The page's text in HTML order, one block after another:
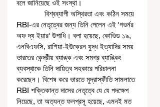
বলে জানিয়েছে ওই সংস্থা।
RBI-এর নেতৃত্বের জন্য তিনি পেলেন এই 'গভর্নর
অফ দ্য ইয়ার' উপাধি। বলা হয়েছে, কোভিড ১৯,
এনবিএফসি, রাশিয়া-ইউক্রেন যুদ্ধ ইত্যাদির সময়
ভারতের কেন্দ্রীয় ব্যাঙ্ক এবং সমগ্র ব্যাঙ্কিং
ব্যবস্থাকে তিনি দায়িত্ব সহকারে পরিচালনা
করেছেন। বিশেষ করে ভারতে মুদ্রাস্ফীতি সামলাতে
RBI শক্তিকান্ত দাসের নেতৃত্বে যে যে পদক্ষেপ
নিয়েছে, তা অত্যন্ত ফলপ্রসূ হয়েছে, এমনই মত